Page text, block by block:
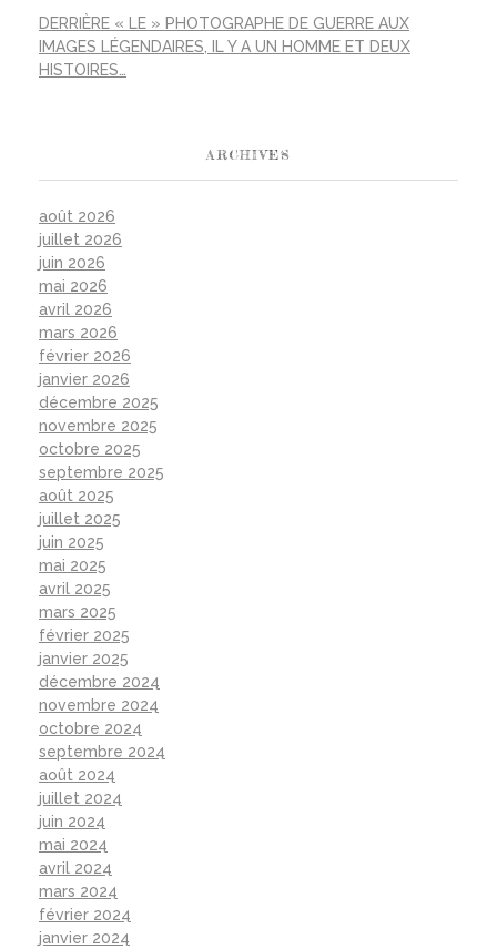
DERRIÈRE « LE » PHOTOGRAPHE DE GUERRE AUX
IMAGES LÉGENDAIRES, IL Y A UN HOMME ET DEUX
HISTOIRES…
ARCHIVES
août 2026
juillet 2026
juin 2026
mai 2026
avril 2026
mars 2026
février 2026
janvier 2026
décembre 2025
novembre 2025
octobre 2025
septembre 2025
août 2025
juillet 2025
juin 2025
mai 2025
avril 2025
mars 2025
février 2025
janvier 2025
décembre 2024
novembre 2024
octobre 2024
septembre 2024
août 2024
juillet 2024
juin 2024
mai 2024
avril 2024
mars 2024
février 2024
janvier 2024